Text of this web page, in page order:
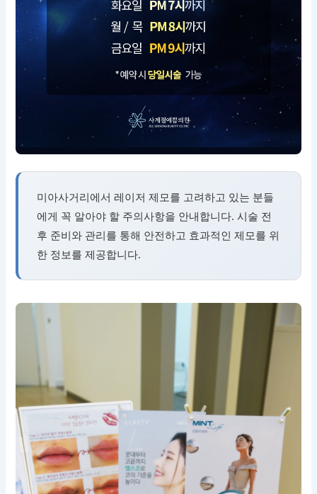
미아사거리에서 레이저 제모를 고려하고 있는 분들
에게 꼭 알아야 할 주의사항을 안내합니다. 시술 전
후 준비와 관리를 통해 안전하고 효과적인 제모를 위
한 정보를 제공합니다.